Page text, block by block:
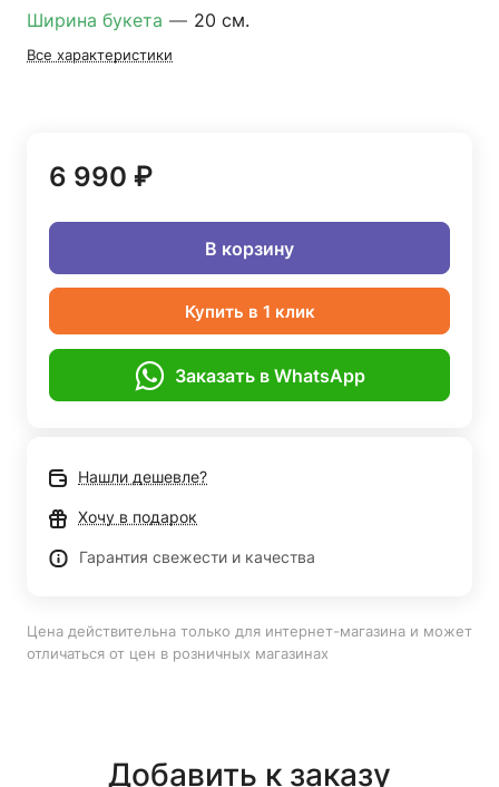
Ширина букета — 20 см.
Все характеристики
6 990 ₽
В корзину
Купить в 1 клик
Заказать в WhatsApp
Нашли дешевле?
Хочу в подарок
Гарантия свежести и качества
Цена действительна только для интернет-магазина и может
отличаться от цен в розничных магазинах
Добавить к заказу